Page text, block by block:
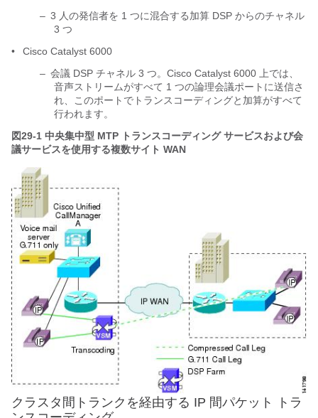
– 3 人の発信者を 1 つに混合する加算 DSP からのチャネル
3 つ
•
Cisco Catalyst 6000
– 会議 DSP チャネル 3 つ。Cisco Catalyst 6000 上では、
音声ストリームがすべて 1 つの論理会議ポートに送信さ
れ、このポートでトランスコーディングと加算がすべて
行われます。
図29-1 中央集中型 MTP トランスコーディング サービスおよび会
議サービスを使用する複数サイト WAN
クラスタ間トランクを経由する IP 間パケット トラ